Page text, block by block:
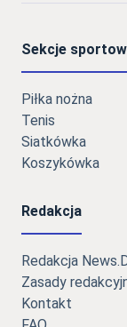
Sekcje
Piłka nożna
Tenis
Siatkówka
Koszykówka
Redakcja
Redakcja
Zasady
Kontakt